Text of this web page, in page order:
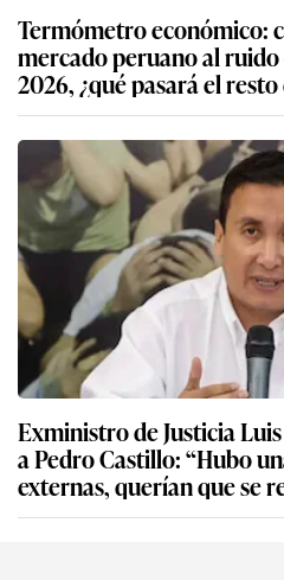
Termómetro económico:
mercado peruano al
2026, ¿qué pasará el
Exministro de Justicia
a Pedro Castillo: “Hubo
externas, querían que se